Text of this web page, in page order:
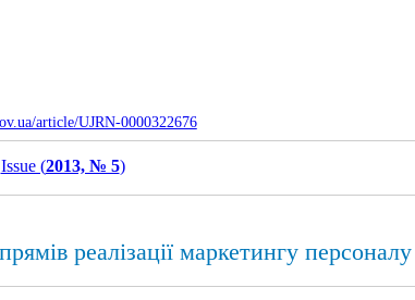
article/UJRN-0000322676
Issue (2013, № 5)
реалізації маркетингу